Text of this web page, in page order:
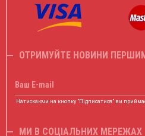
ОТРИМУЙТЕ НОВИНИ
Ваш E-mail
Натискаючи на кнопку "Підписатися" ви
МИ В СОЦІАЛЬНИХ МЕРЕЖАХ